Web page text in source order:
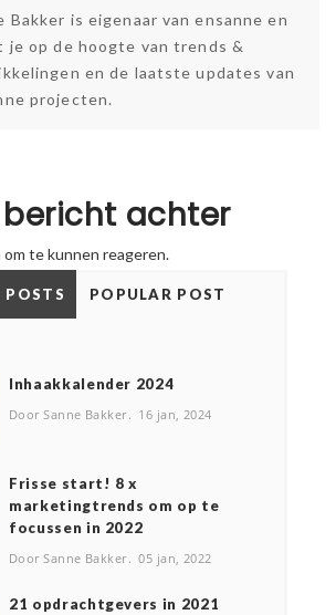
Bakker is eigenaar van ensanne en
je op de hoogte van trends &
en de laatste updates van
projecten.
achter
om te kunnen reageren.
POSTS POPULAR POST
Inhaakkalender 2024
Door Sanne Bakker 16 jan, 2024
Frisse start! 8 x
marketingtrends om op te
focussen in 2022
Door Sanne Bakker 05 jan, 2022
2️1 opdrachtgevers in 2021